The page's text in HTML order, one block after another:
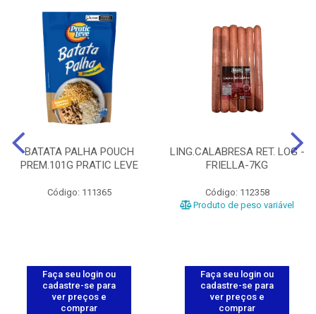
BATATA PALHA POUCH
PREM.101G PRATIC LEVE
Código: 111365
Faça seu login ou
cadastre-se para
ver preços e
comprar
LING.CALABRESA RET. LOG -
FRIELLA-7KG
Código: 112358
Produto de peso variável
Faça seu login ou
cadastre-se para
ver preços e
comprar